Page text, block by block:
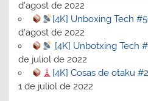
d'agost de 2022
[4K] Unboxing Tech
d'agost de 2022
[4K] Unbotxing Tech
de juliol de 2022
[4K] Cosas de otaku
1 de juliol de 2022